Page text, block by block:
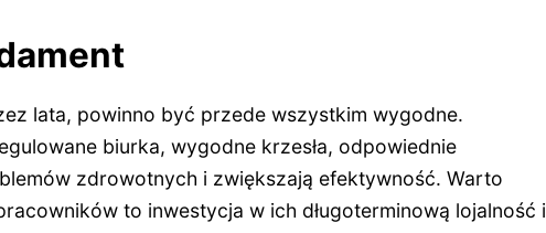
lata, powinno być przede wszystkim wygodne.
biurka, wygodne krzesła, odpowiednie
zdrowotnych i zwiększają efektywność. Warto
to inwestycja w ich długoterminową lojalność i